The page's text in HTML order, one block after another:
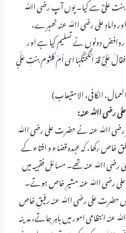
بنت علیؓ سے کیا۔ یوں آپ رضی اﷲ
دامادِ علی رضی اﷲ عنہ ٹھہرے،
دونوں نے تسلیم کیا ہے اور
عَلِیٌّ قَدْ اَنْکَحْتُکَہَا ای اُمّ کلثوم بنتِ عَلّیٍ
الکافی، الاستیعاب)
رضی اﷲ عنہ:
رضی اﷲ عنہ نے حضرت علی رضی اﷲ
خاص رکھا، کہ عہدہ قضاء و افتاء کے
اﷲ عنہ تھے۔ مسائل فقہیہ میں
رضی اﷲ عنہ مشیرِ خاص ہوتے۔
میں حضرت علی رضی اﷲ عنہ رفیقِ خاص
انتظامی امور میں باہر جاتے، مدینہ